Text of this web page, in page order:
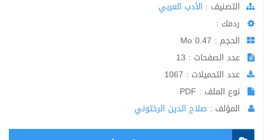
اﻟﺘﺼﻨﻴﻒ : الأدب العربي
ردمك :
الحجم : 0.47 Mo
عدد الصفحات : 13
عدد التحميلات : 1067
نوع الملف : PDF
المؤلف : صلاح الدين الرختوني